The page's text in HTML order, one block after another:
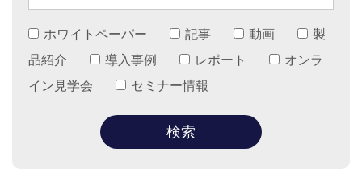
ホワイトペーパー 記事 動画
製
品紹介
導入事例 レポート
オンラ
イン見学会
セミナー情報